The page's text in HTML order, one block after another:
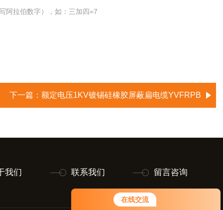
在线交流
阿拉伯数字），如：三加四=7
下一篇： 额定电压1KV镀锡硅橡胶屏蔽扁电缆YVFRPB
我们 联系我们 留言咨询